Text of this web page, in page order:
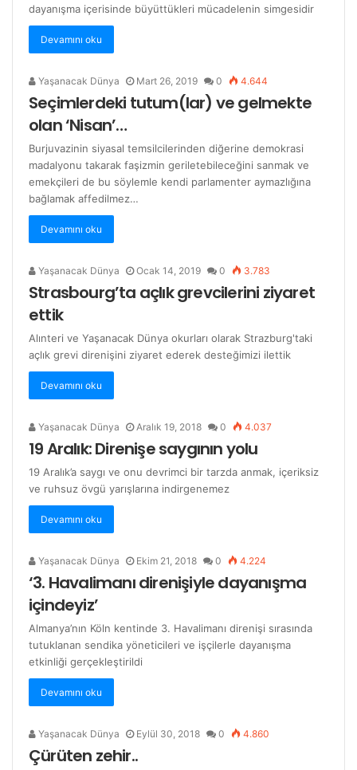
dayanışma içerisinde büyüttükleri mücadelenin simgesidir
Devamını oku
Yaşanacak Dünya Mart 26, 2019 0 4.644
Seçimlerdeki tutum(lar) ve gelmekte
olan ‘Nisan’…
Burjuvazinin siyasal temsilcilerinden diğerine demokrasi
madalyonu takarak faşizmin geriletebileceğini sanmak ve
emekçileri de bu söylemle kendi parlamenter aymazlığına
bağlamak affedilmez…
Devamını oku
Yaşanacak Dünya Ocak 14, 2019 0 3.783
Strasbourg’ta açlık grevcilerini ziyaret
ettik
Alınteri ve Yaşanacak Dünya okurları olarak Strazburg'taki
açlık grevi direnişini ziyaret ederek desteğimizi ilettik
Devamını oku
Yaşanacak Dünya Aralık 19, 2018 0 4.037
19 Aralık: Direnişe saygının yolu
19 Aralık’a saygı ve onu devrimci bir tarzda anmak, içeriksiz
ve ruhsuz övgü yarışlarına indirgenemez
Devamını oku
Yaşanacak Dünya Ekim 21, 2018 0 4.224
‘3. Havalimanı direnişiyle dayanışma
içindeyiz’
Almanya’nın Köln kentinde 3. Havalimanı direnişi sırasında
tutuklanan sendika yöneticileri ve işçilerle dayanışma
etkinliği gerçekleştirildi
Devamını oku
Yaşanacak Dünya Eylül 30, 2018 0 4.860
Çürüten zehir..